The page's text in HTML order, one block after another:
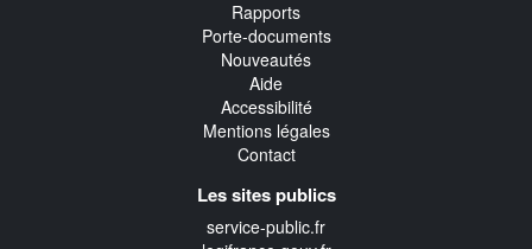
Rapports
Porte-documents
Nouveautés
Aide
Accessibilité
Mentions légales
Contact
Les sites publics
service-public.fr